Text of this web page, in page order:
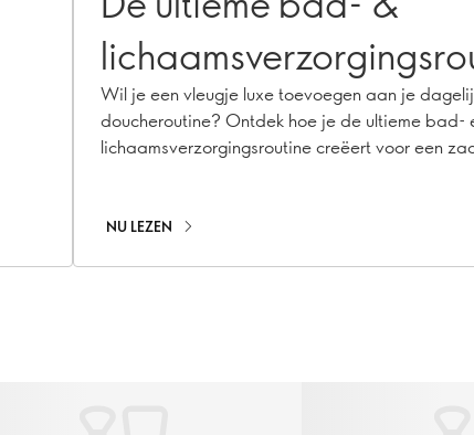
Wil je een vleugje luxe toevoegen aan je
doucheroutine? Ontdek hoe je de ultieme bad-
lichaamsverzorgingsroutine creëert voor een
NU LEZEN